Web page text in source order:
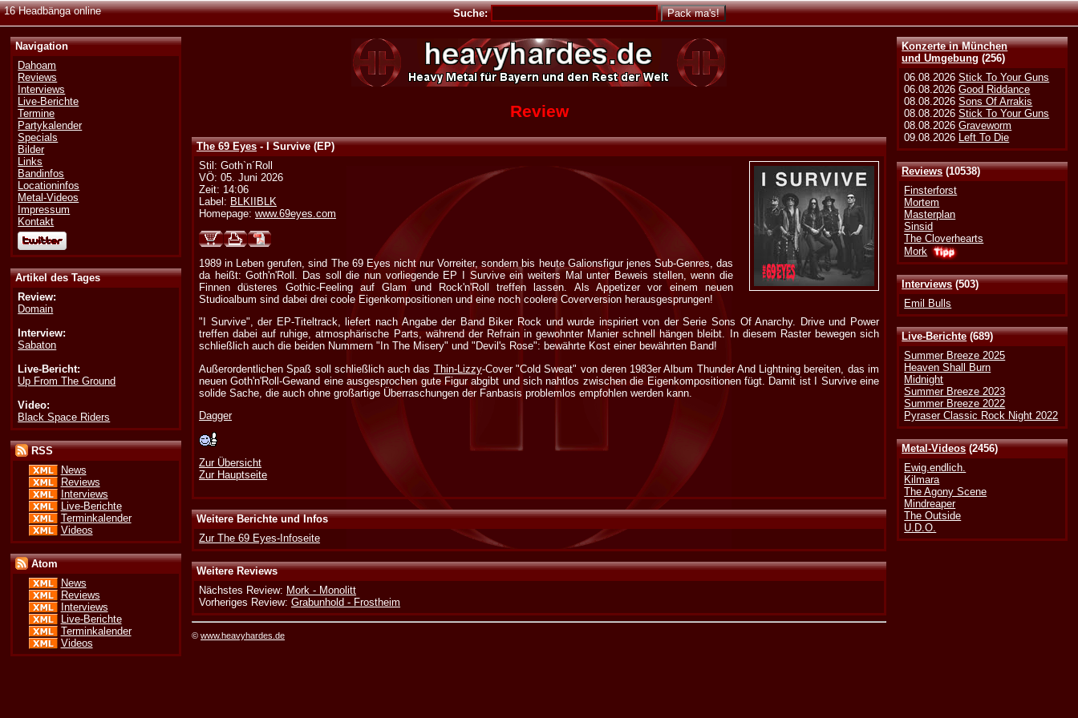
16 Headbänga online Suche:
Konzerte in München
und Umgebung (256)
06.08.2026Stick To Your Guns
06.08.2026Good Riddance
08.08.2026Sons Of Arrakis
08.08.2026Stick To Your Guns
08.08.2026Graveworm
09.08.2026 Left To Die
Reviews(10538)
Finsterforst
Mortem
Masterplan
Sinsid
The Cloverhearts
Mork
Interviews(503)
Emil Bulls
Live-Berichte(689)
Summer Breeze 2025
Heaven Shall Burn
Midnight
Summer Breeze 2023
Summer Breeze 2022
Pyraser Classic Rock Night 2022
Metal-Videos(2456)
Ewig.endlich.
Kilmara
The Agony Scene
Mindreaper
The Outside
U.D.O.
Navigation
Dahoam
Reviews
Interviews
Live-Berichte
Termine
Partykalender
Specials
Bilder
Links
Bandinfos
Locationinfos
Metal-Videos
Impressum
Kontakt
Artikel des Tages
Review:
Domain
Interview:
Sabaton
Live-Bericht:
Up From The Ground
Video:
Black Space Riders
RSS
News
Reviews
Interviews
Live-Berichte
Terminkalender
Videos
Atom
News
Reviews
Interviews
Live-Berichte
Terminkalender
Videos
Review
The 69 Eyes- I Survive (EP)
Stil: Goth`n´Roll
VÖ: 05. Juni 2026
Zeit: 14:06
Label: BLKIIBLK
Homepage:www.69eyes.com
1989 in Leben gerufen, sind The 69 Eyes nicht nur Vorreiter, sondern bis heute Galionsfigur jenes Sub-Genres, das
da heißt: Goth'n'Roll. Das soll die nun vorliegende EP I Survive ein weiters Mal unter Beweis stellen, wenn die
Finnen düsteres Gothic-Feeling auf Glam und Rock'n'Roll treffen lassen. Als Appetizer vor einem neuen
Studioalbum sind dabei drei coole Eigenkompositionen und eine noch coolere Coverversion herausgesprungen!
"I Survive", der EP-Titeltrack, liefert nach Angabe der Band Biker Rock und wurde inspiriert von der Serie Sons Of Anarchy. Drive und Power
treffen dabei auf ruhige, atmosphärische Parts, während der Refrain in gewohnter Manier schnell hängen bleibt. In diesem Raster bewegen sich
schließlich auch die beiden Nummern "In The Misery" und "Devil's Rose": bewährte Kost einer bewährten Band!
Außerordentlichen Spaß soll schließlich auch das Thin-Lizzy-Cover "Cold Sweat" von deren 1983er Album Thunder And Lightning bereiten, das im
neuen Goth'n'Roll-Gewand eine ausgesprochen gute Figur abgibt und sich nahtlos zwischen die Eigenkompositionen fügt. Damit ist I Survive eine
solide Sache, die auch ohne großartige Überraschungen der Fanbasis problemlos empfohlen werden kann.
Dagger
Zur Übersicht
Zur Hauptseite
Weitere Berichte und Infos
Zur The 69 Eyes-Infoseite
Weitere Reviews
Nächstes Review: Mork - Monolitt
Vorheriges Review:Grabunhold - Frostheim
©www.heavyhardes.de